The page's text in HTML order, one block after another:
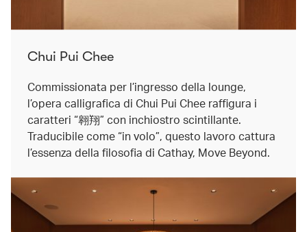
Chui Pui Chee
Commissionata per l’ingresso della lounge,
l’opera calligrafica di Chui Pui Chee raffigura i
caratteri “翱翔” con inchiostro scintillante.
Traducibile come “in volo”, questo lavoro cattura
l’essenza della filosofia di Cathay, Move Beyond.